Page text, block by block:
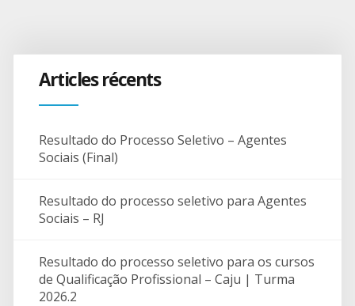
Articles récents
Resultado do Processo Seletivo – Agentes
Sociais (Final)
Resultado do processo seletivo para Agentes
Sociais – RJ
Resultado do processo seletivo para os cursos
de Qualificação Profissional – Caju | Turma
2026.2